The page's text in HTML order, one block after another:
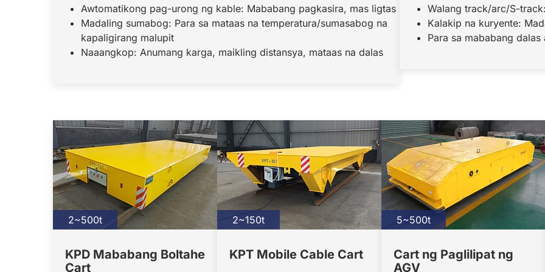
Awtomatikong pag-urong ng kable: Mababang pagkasira, mas ligtas
Madaling sumabog: Para sa mataas na temperatura/sumasabog na
kapaligirang malupit
Naaangkop: Anumang karga, maikling distansya, mataas na dalas
Walang track/arc/S-
Kalakip na kuryente:
Para sa mababang
2~500t
KPD Mababang Boltahe
Cart
2~150t
KPT Mobile Cable Cart
5~500t
Cart ng Paglilipat ng
AGV